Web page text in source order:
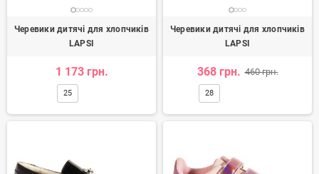
Черевики дитячі для хлопчиків
LAPSI
1 173 грн.
25
Черевики дитячі для хлопчиків
LAPSI
368 грн. 460 грн.
28